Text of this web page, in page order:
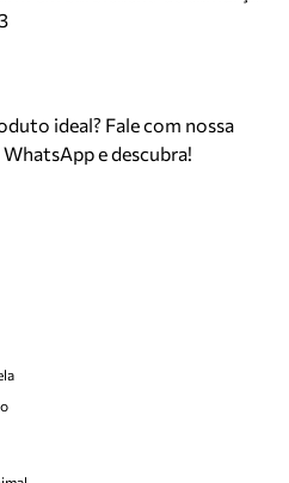
ideal? Fale com nossa
e descubra!